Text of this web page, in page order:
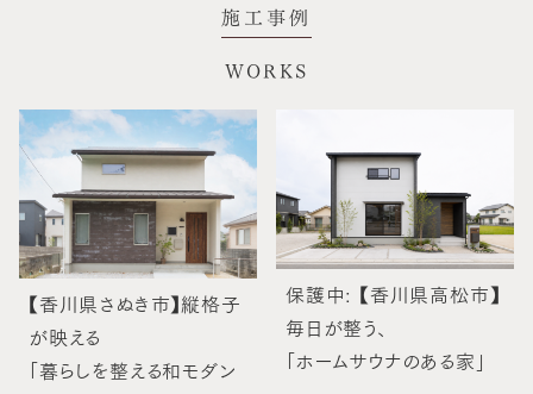
施工事例
WORKS
【香川県さぬき市】縦格子
が映える
「暮らしを整える和モダン
保護中: 【香川県高松市】
毎日が整う、
「ホームサウナのある家」